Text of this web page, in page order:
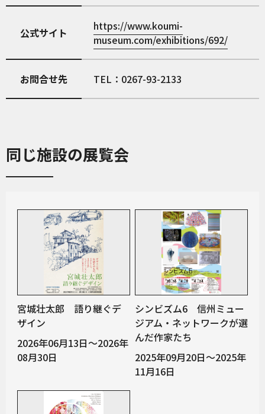
公式サイト
https://www.koumi-
museum.com/exhibitions/692/
お問合せ先 TEL：0267-93-2133
同じ施設の展覧会
宮城壮太郎 語り継ぐデ
ザイン
2026年06月13日～2026年
08月30日
シンビズム6 信州ミュー
ジアム・ネットワークが選
んだ作家たち
2025年09月20日～2025年
11月16日